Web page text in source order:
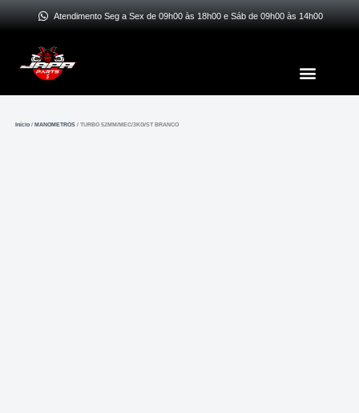
Ir
conteúdo
Atendimento Seg a Sex de 09h00 às 18h00 e Sáb de 09h00 às 14h00
Menu
Início /MANOMETROS / TURBO 52MM/MEC/3KG/ST BRANCO